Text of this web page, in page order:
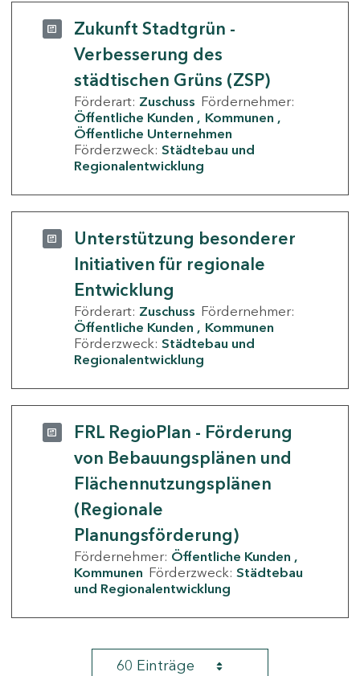
Zukunft Stadtgrün -
Verbesserung des
städtischen Grüns (ZSP)
Förderart: Zuschuss Fördernehmer:
Öffentliche Kunden
Kommunen
Öffentliche Unternehmen
Förderzweck: Städtebau und
Regionalentwicklung
Unterstützung besonderer
Initiativen für regionale
Entwicklung
Förderart: Zuschuss Fördernehmer:
Öffentliche Kunden
Kommunen
Förderzweck: Städtebau und
Regionalentwicklung
FRL RegioPlan - Förderung
von Bebauungsplänen und
Flächennutzungsplänen
(Regionale
Planungsförderung)
Fördernehmer: Öffentliche Kunden
Kommunen Förderzweck: Städtebau
und Regionalentwicklung
60 Einträge